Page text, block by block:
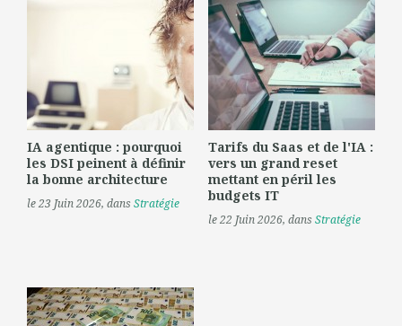
IA agentique : pourquoi
les DSI peinent à définir
la bonne architecture
le 23 Juin 2026, dansStratégie
Tarifs du Saas et de l'IA :
vers un grand reset
mettant en péril les
budgets IT
le 22 Juin 2026, dansStratégie